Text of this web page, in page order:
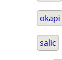
okapi
salic